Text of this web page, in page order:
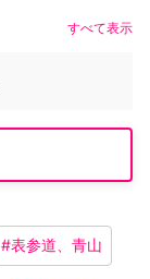
すべて表示
#表参道、青山